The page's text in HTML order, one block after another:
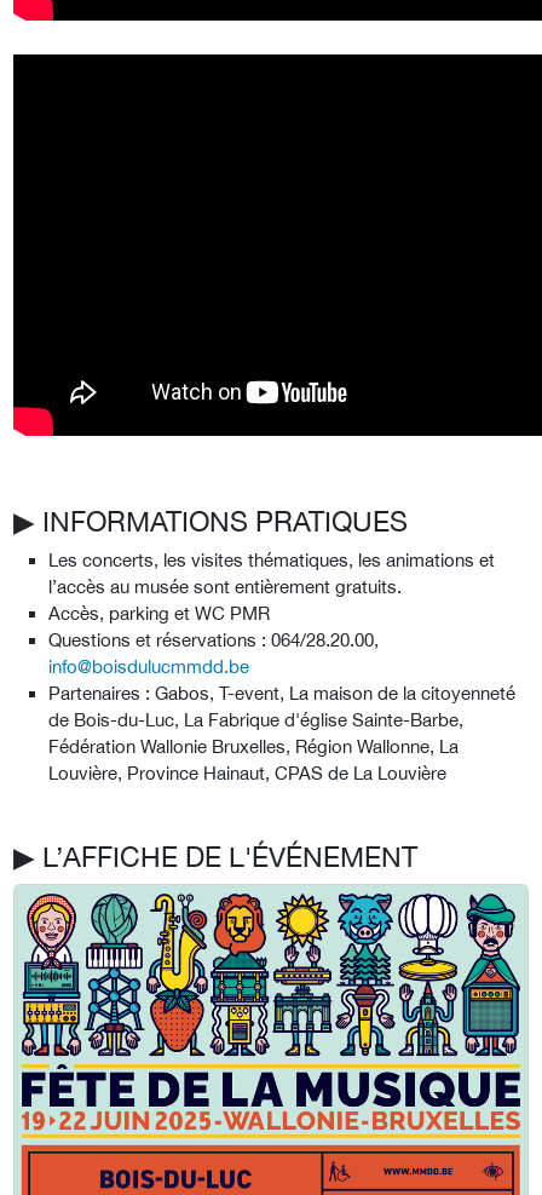
▶︎ INFORMATIONS PRATIQUES
Les concerts, les visites thématiques, les animations et
l’accès au musée sont entièrement gratuits.
Accès, parking et WC PMR
Questions et réservations : 064/28.20.00,
info@boisdulucmmdd.be
Partenaires : Gabos, T-event, La maison de la citoyenneté
de Bois-du-Luc, La Fabrique d'église Sainte-Barbe,
Fédération Wallonie Bruxelles, Région Wallonne, La
Louvière, Province Hainaut, CPAS de La Louvière
▶︎ L’AFFICHE DE L'ÉVÉNEMENT